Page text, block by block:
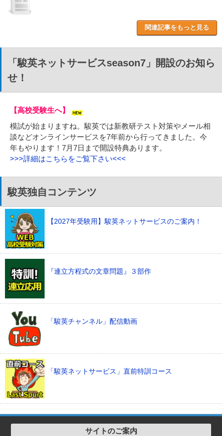
関連記事をもっと見る
「駿英ネットサービスseason7」開設のお知ら
せ！
【高校受験生へ】
模試が始まりますね。駿英では新教研テスト対策やメール相
談などオンラインサービスを7年前から行ってきました。今
年もやります！7月7日まで開設特典あります。
>>>詳細はこちらをご覧下さい<<<
駿英独自コンテンツ
【2027年受験用】駿英ネットサービスのご案内！
『連立方程式の文章問題』３部作
「駿英チャンネル」配信動画
「駿英ネットサービス」直前特訓コース
サイトのご案内